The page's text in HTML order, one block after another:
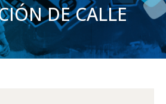
DE CALLE
Estás aquí: